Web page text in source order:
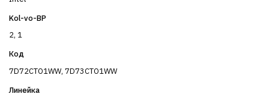
Kol-vo-BP
2, 1
Код
7D72CTO1WW, 7D73CTO1WW
Линейка